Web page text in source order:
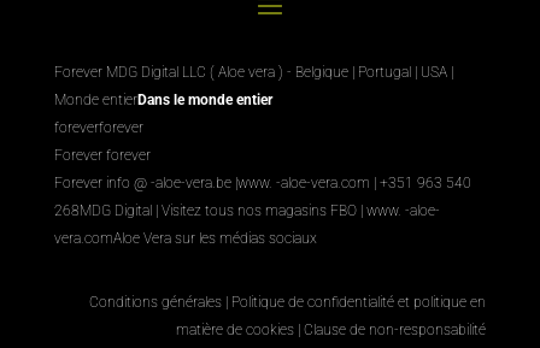
Forever MDG Digital LLC ( Aloe vera ) - Belgique | Portugal | USA |
Monde entierDans le monde entier
foreverforever
Forever forever
Forever info @ -aloe-vera.be | www. -aloe-vera.com | +351 963 540
268MDG Digital Visitez tous nos magasins FBO| www. -aloe-
vera.comAloe Vera sur les médias sociaux
Conditions générales
Politique de confidentialité et politique en
matière de cookies |Clause de non-responsabilité